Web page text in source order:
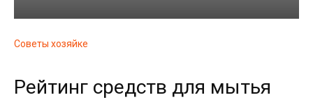
Советы хозяйке
Рейтинг средств для мытья